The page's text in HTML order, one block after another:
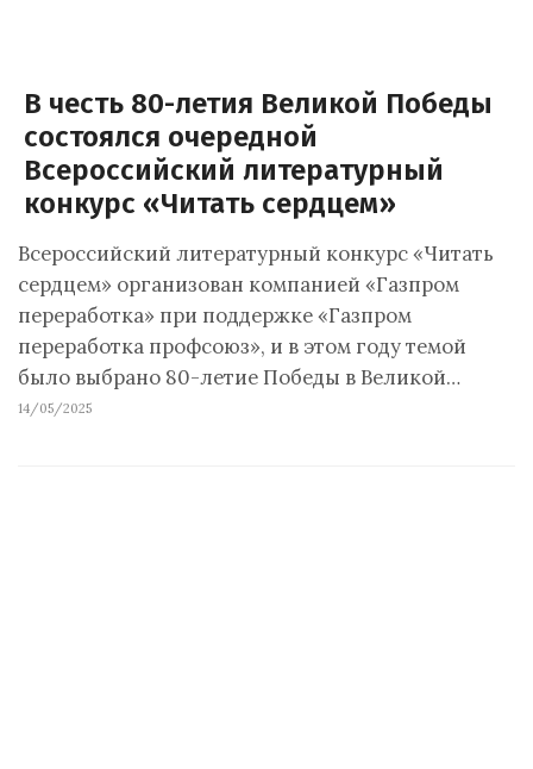
В честь 80-летия Великой Победы
состоялся очередной
Всероссийский литературный
конкурс «Читать сердцем»
Всероссийский литературный конкурс «Читать
сердцем» организован компанией «Газпром
переработка» при поддержке «Газпром
переработка профсоюз», и в этом году темой
было выбрано 80-летие Победы в Великой…
14/05/2025